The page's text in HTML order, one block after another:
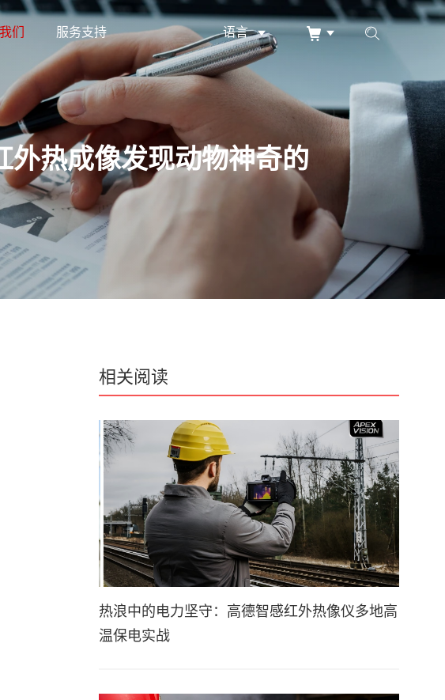
们 服务支持 语言
热成像发现动物神奇的
相关阅读
热浪中的电力坚守：高德智感红外热像仪多地高
温保电实战